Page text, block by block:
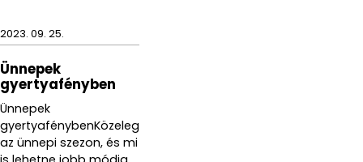
2023. 09. 25.
Ünnepek
gyertyafényben
Ünnepek
gyertyafénybenKözeleg
az ünnepi szezon, és mi